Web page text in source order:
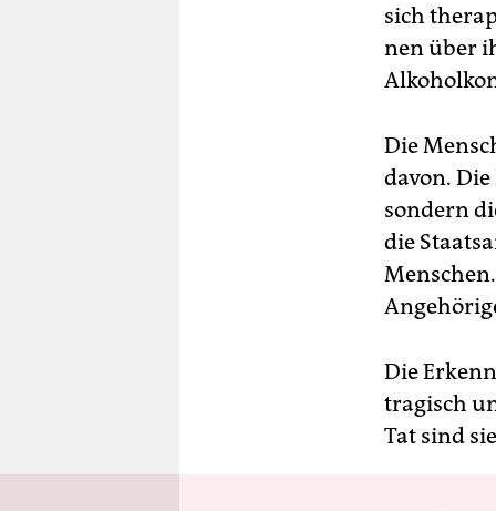
sich
nen über
Die
davon.
sondern
die
Die
tragisch
Tat sind